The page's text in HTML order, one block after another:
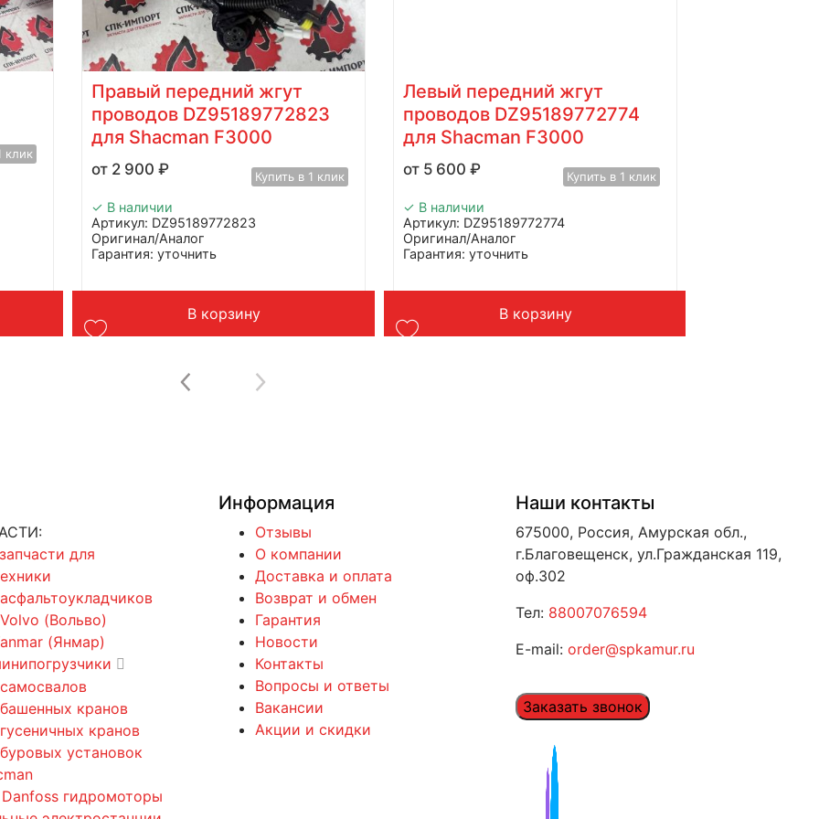
клик
Правый передний жгут
проводов DZ95189772823
для Shacman F3000
2 900₽ Купить в 1 клик
✓ В наличии
Артикул: DZ95189772823
Оригинал/Аналог
Гарантия: уточнить
Вес: до 1 кг
В корзину
Левый передний жгут
проводов DZ95189772774
для Shacman F3000
5 600₽ Купить в 1 клик
✓ В наличии
Артикул: DZ95189772774
Оригинал/Аналог
Гарантия: уточнить
Вес: до 1 кг
В корзину
для
(Вольво)
(Янмар)
кранов
кранов
установок
Danfoss гидромоторы
Информация
Отзывы
О компании
Доставка и оплата
Возврат и обмен
Гарантия
Новости
Контакты
Вопросы и ответы
Вакансии
Акции и скидки
Наши контакты
675000, Россия, Амурская обл.,
г.Благовещенск, ул.Гражданская 119,
оф.302
Тел: 88007076594
E-mail: order@spkamur.ru
Заказать звонок